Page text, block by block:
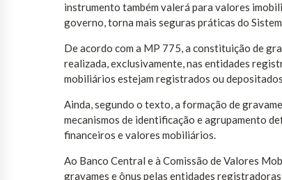
instrumento também valerá para valores
governo, torna mais seguras práticas do
De acordo com a MP 775, a constituição de
realizada, exclusivamente, nas entidades
mobiliários estejam registrados ou
Ainda, segundo o texto, a formação de
mecanismos de identificação e agrupamento
financeiros e valores mobiliários.
Ao Banco Central e à Comissão de Valores
gravames e ônus pelas entidades